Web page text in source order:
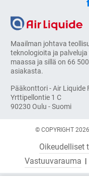
Maailman johtava
teknologioita ja
maassa ja sillä on 66
asiakasta.
Pääkonttori - Air Liquide
Yrttipellontie 1 C
90230 Oulu - Suomi
© COPYRIGHT
Oikeudelliset
Vastuuvarauma